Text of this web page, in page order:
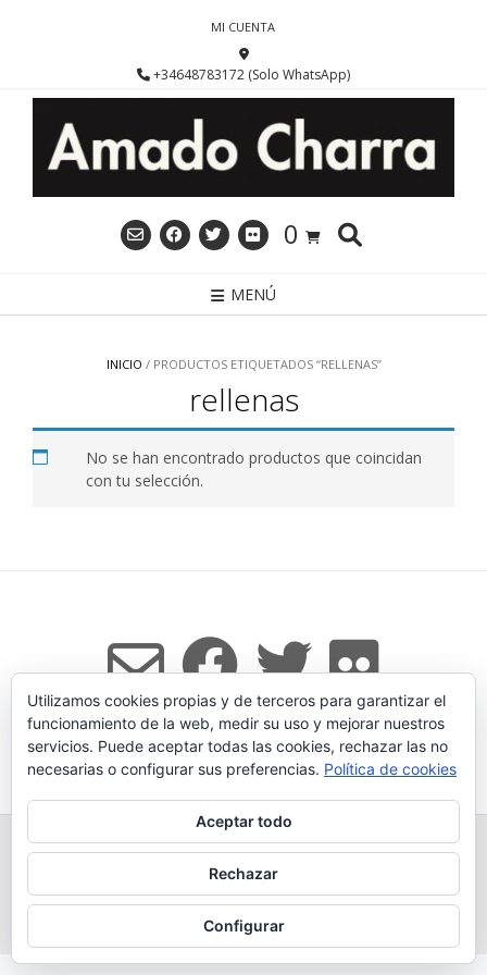
MI CUENTA
+34648783172 (Solo WhatsApp)
0
MENÚ
INICIO / PRODUCTOS ETIQUETADOS “RELLENAS”
rellenas
No se han encontrado productos que coincidan
con tu selección.
Tema:Voguede Kaira
TODOS LOS PRODUCTOS LEGADO
QUESERÍA
GANADERÍA PROPIA
CONDICIONES DE COMPRA
AVISO LEGAL Y POLÍTICA DE PRIVACIDAD
POLÍTICA DE COOKIES
MÁS INFORMACIÓN SOBRE LAS COOKIES
Utilizamos cookies propias y de terceros para garantizar el
funcionamiento de la web, medir su uso y mejorar nuestros
servicios. Puede aceptar todas las cookies, rechazar las no
necesarias o configurar sus preferencias. Política de cookies
Aceptar todo
Rechazar
Configurar